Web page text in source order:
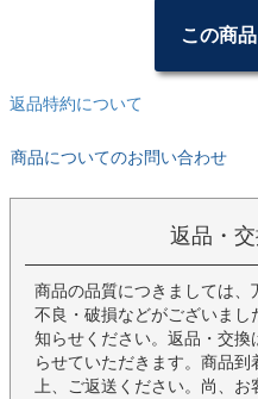
この商
返品特約について
商品についてのお問い合わせ
返品・
商品の品質につきましては
不良・破損などがございま
知らせください。返品・交
らせていただきます。商品
上、ご返送ください。尚、